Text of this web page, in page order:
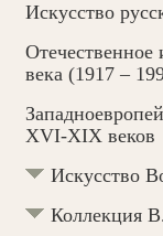
Искусство
Отечественное
века (1917 –
XVI-XIX веков
Искусство
Коллекция